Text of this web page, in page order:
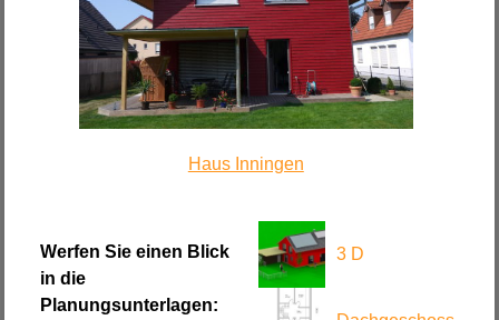
Haus Inningen
Werfen Sie einen Blick
in die
Planungsunterlagen:
3 D